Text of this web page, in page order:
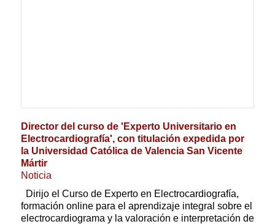
Director del curso de 'Experto Universitario en
Electrocardiografía', con titulación expedida por
la Universidad Católica de Valencia San Vicente
Mártir
Noticia
Dirijo el Curso de Experto en Electrocardiografía,
formación online para el aprendizaje integral sobre el
electrocardiograma y la valoración e interpretación de